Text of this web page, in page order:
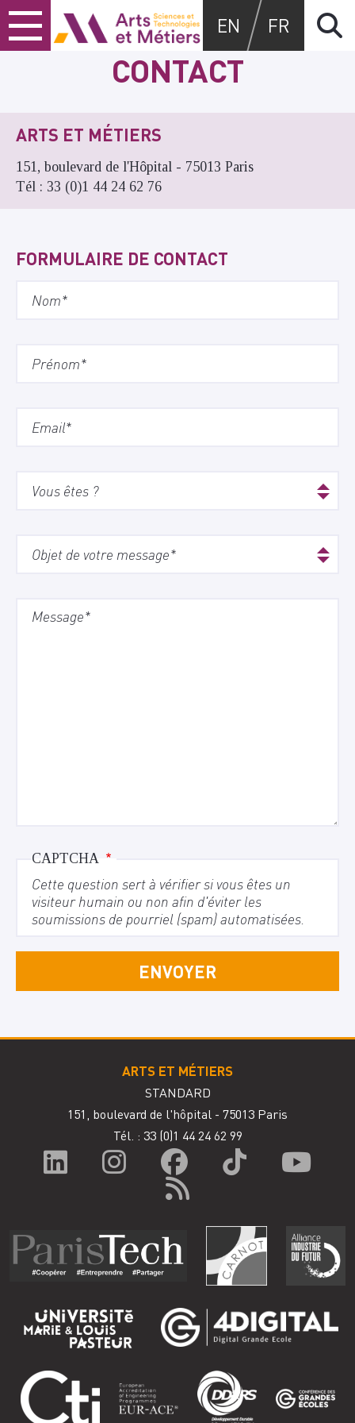
Skip
to
content
Skip
to
main
Skip
to
search
Arts et métiers
EN FR
CONTACT
ARTS ET MÉTIERS
151, boulevard de l'Hôpital - 75013 Paris
Tél : 33 (0)1 44 24 62 76
FORMULAIRE DE CONTACT
CAPTCHA
Cette question sert à vérifier si vous êtes un
visiteur humain ou non afin d'éviter les
soumissions de pourriel (spam) automatisées.
ARTS ET MÉTIERS
STANDARD
151, boulevard de l'hôpital - 75013 Paris
Tél. : 33 (0)1 44 24 62 99